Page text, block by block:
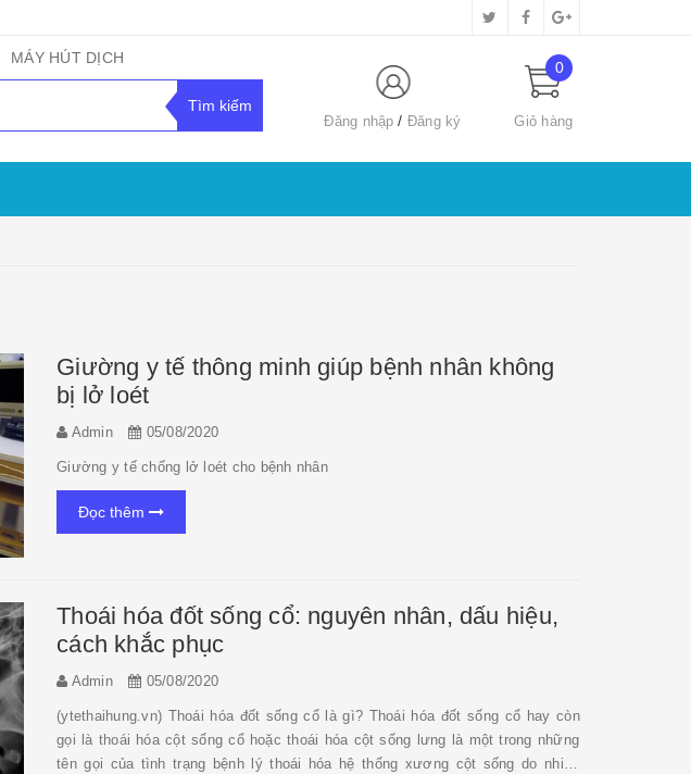
MÁY HÚT DỊCH
Đăng nhập Đăng ký
0
Giỏ hàng
Giường y tế thông minh giúp bệnh nhân không
bị lở loét
Admin 05/08/2020
Giường y tế chống lở loét cho bệnh nhân
Đọc thêm
Thoái hóa đốt sống cổ: nguyên nhân, dấu hiệu,
cách khắc phục
Admin 05/08/2020
(ytethaihung.vn) Thoái hóa đốt sống cổ là gì? Thoái hóa đốt sống cổ hay còn
gọi là thoái hóa cột sống cổ hoặc thoái hóa cột sống lưng là một trong những
tên gọi của tình trạng bệnh lý thoái hóa hệ thống xương cột sống do nhiều